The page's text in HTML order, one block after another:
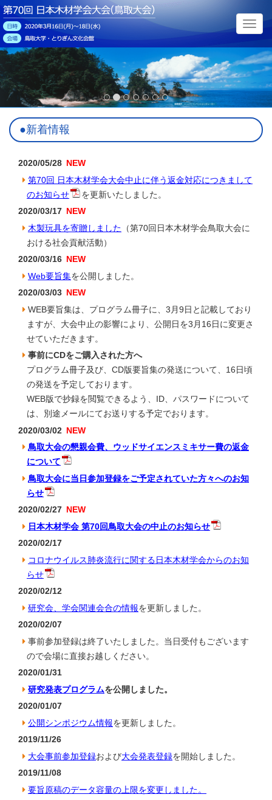
メ
ュ
ー
●新着情報
2020/05/28
第70回 日本木材学会大会中止に伴う返金対応につきまして
のお知らせ
を更新いたしました。
2020/03/17
木製玩具を寄贈しました （第70回日本木材学会鳥取大会に
おける社会貢献活動）
2020/03/16
Web要旨集を公開しました。
2020/03/03
WEB要旨集は、プログラム冊子に、3月9日と記載しており
ますが、大会中止の影響により、公開日を3月16日に変更さ
せていただきます。
事前にCDをご購入された方へ
プログラム冊子及び、CD版要旨集の発送について、16日頃
の発送を予定しております。
WEB版で抄録を閲覧できるよう、ID、パスワードについて
は、別途メールにてお送りする予定でおります。
2020/03/02
鳥取大会の懇親会費、ウッドサイエンスミキサー費の返金
について
鳥取大会に当日参加登録をご予定されていた方々へのお知
らせ
2020/02/27
日本木材学会 第70回鳥取大会の中止のお知らせ
2020/02/17
コロナウイルス肺炎流行に関する日本木材学会からのお知
らせ
2020/02/12
研究会、学会関連会合の情報を更新しました。
2020/02/07
事前参加登録は終了いたしました。当日受付もございます
ので会場に直接お越しください。
2020/01/31
研究発表プログラムを公開しました。
2020/01/07
公開シンポジウム情報を更新しました。
2019/11/26
大会事前参加登録および大会発表登録を開始しました。
2019/11/08
要旨原稿のデータ容量の上限を変更しました。